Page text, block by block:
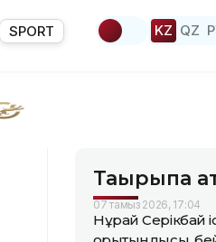
SPORT KZ QZ
Тақырыпқа
07 тамыз 2026, 17:04
Нұрай Серікбай